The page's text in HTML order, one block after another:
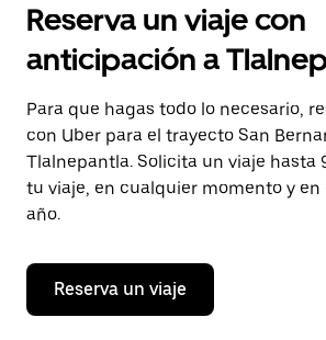
el
y
selecciona
una
fecha.
Presiona
la
tecla Esc
para
cerrar
calendario.
Reserva un viaje con
anticipación a
Para que hagas todo lo necesario,
con Uber para el trayecto San
Tlalnepantla. Solicita un viaje hasta
tu viaje, en cualquier momento y
año.
Reserva un viaje